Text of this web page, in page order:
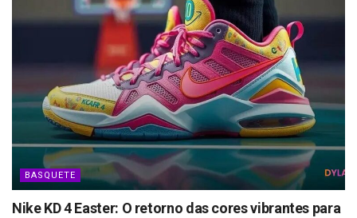
BASQUETE
Nike KD 4 Easter: O retorno das cores vibrantes para